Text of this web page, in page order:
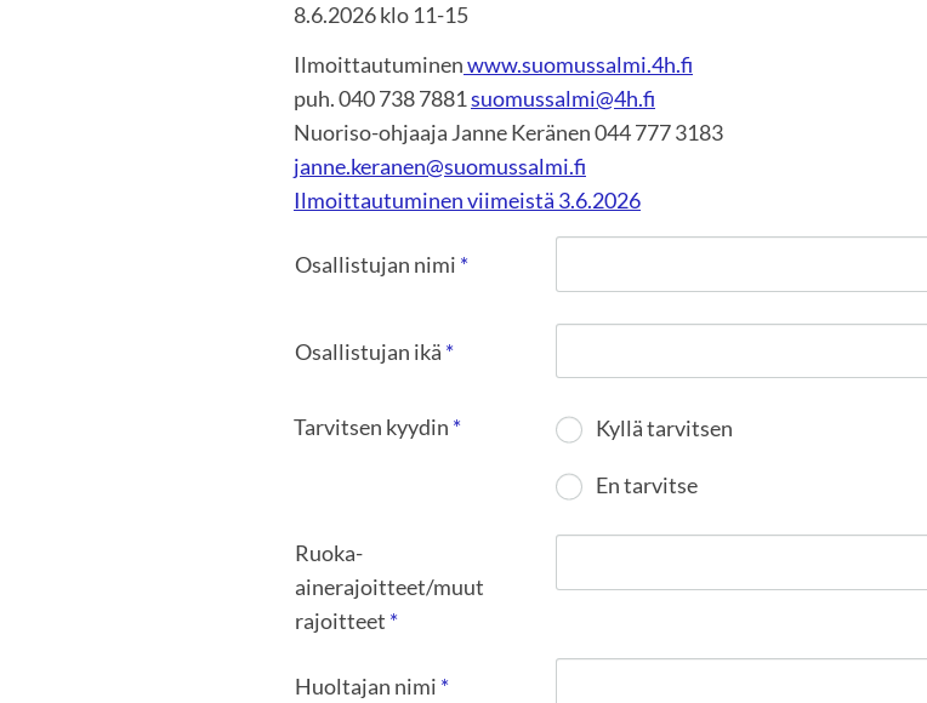
8.6.2026 klo 11-15
Ilmoittautuminenwww.suomussalmi.4h.fi
puh. 040 738 7881suomussalmi@4h.fi
Nuoriso-ohjaaja Janne Keränen 044 777 3183
janne.keranen@suomussalmi.fi
Ilmoittautuminen viimeistä 3.6.2026
Osallistujan nimi *
Osallistujan ikä *
Tarvitsen kyydin * Kyllä tarvitsen
En tarvitse
Ruoka-
ainerajoitteet/muut
rajoitteet *
Huoltajan nimi *